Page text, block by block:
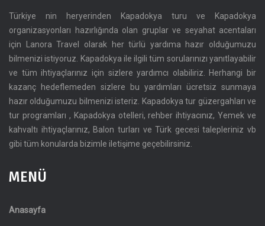
Türkiye nin heryerinden Kapadokya turu ve Kapadokya
organizasyonları hazırlığında olan gruplar ve seyahat acentaları
için Lanora Travel olarak her türlü yardıma hazır olduğumuzu
bilmenizi istiyoruz. Kapadokya ile ilgili tüm sorularınızı yanıtlayabilir
ve tüm ihtiyaçlarınız için sizlere yardımcı olabiliriz. Herhangi bir
kazanç hedeflemeden sizlere bu yardımları ücretsiz sunmaya
hazır olduğumuzu bilmenizi isteriz. Kapadokya tur güzergahları ve
tur programları , Kapadokya otelleri, rehber ihtiyacınız, Yemek ve
kahvaltı ihtiyaçlarınız, Balon turları ve Türk gecesi talepleriniz vb
gibi tüm konularda bizimle iletişime geçebilirsiniz.
MENÜ
Anasayfa